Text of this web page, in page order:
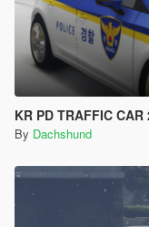
KR PD TRAFFIC CAR
By Dachshund